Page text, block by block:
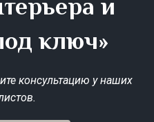
и
ключ»
консультацию у наших